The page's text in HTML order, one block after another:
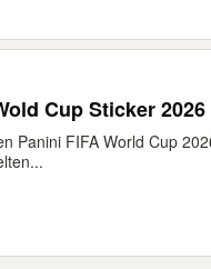
Cup Sticker 2026
Panini FIFA World Cup